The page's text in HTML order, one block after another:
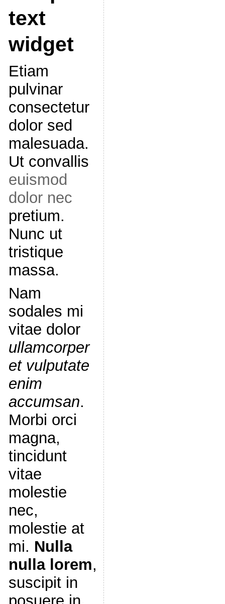
text
widget
Etiam
pulvinar
consectetur
dolor sed
malesuada.
Ut convallis
euismod
dolor nec
pretium.
Nunc ut
tristique
massa.
Nam
sodales mi
vitae dolor
ullamcorper
et vulputate
enim
accumsan.
Morbi orci
magna,
tincidunt
vitae
molestie
nec,
molestie at
mi. Nulla
nulla lorem,
suscipit in